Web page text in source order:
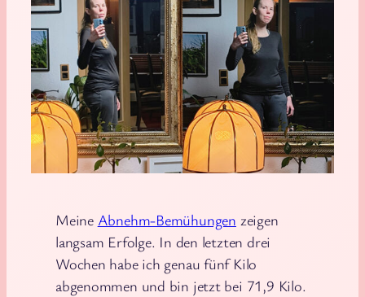
Meine Abnehm-Bemühungen zeigen
langsam Erfolge. In den letzten drei
Wochen habe ich genau fünf Kilo
abgenommen und bin jetzt bei 71,9 Kilo.